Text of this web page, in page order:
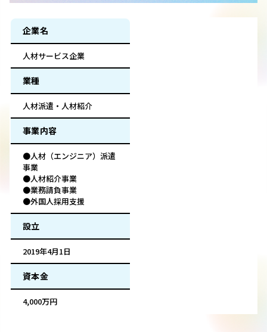
企業名
人材サービス企業
業種
人材派遣・人材紹介
事業内容
●人材（エンジニア）派遣
事業
●人材紹介事業
●業務請負事業
●外国人採用支援
設立
2019年4月1日
資本金
4,000万円